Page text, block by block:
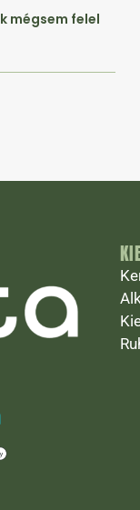
mégsem felel